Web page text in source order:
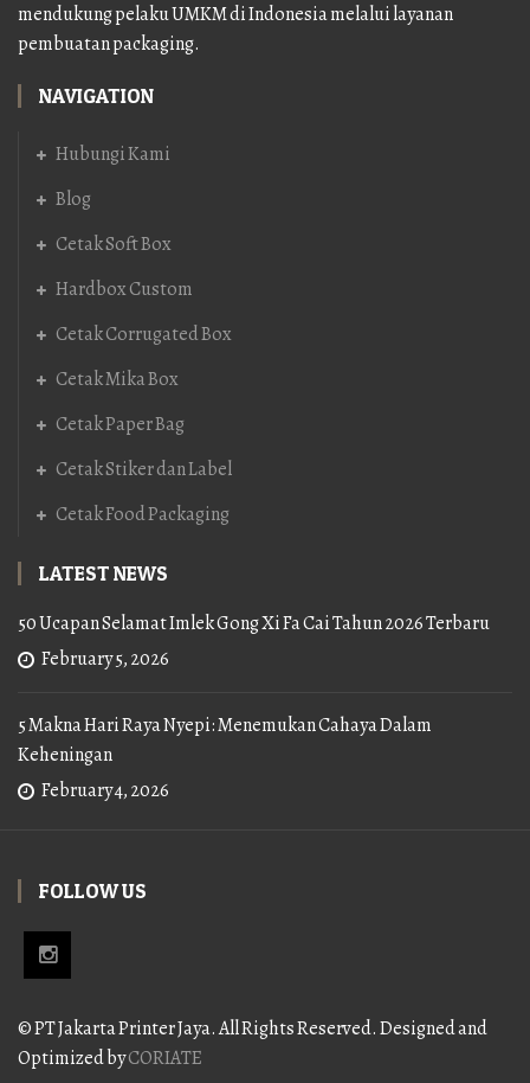
mendukung pelaku UMKM di Indonesia melalui layanan
pembuatan packaging.
NAVIGATION
Hubungi Kami
Blog
Cetak Soft Box
Hardbox Custom
Cetak Corrugated Box
Cetak Mika Box
Cetak Paper Bag
Cetak Stiker dan Label
Cetak Food Packaging
LATEST NEWS
50 Ucapan Selamat Imlek Gong Xi Fa Cai Tahun 2026 Terbaru
February 5, 2026
5 Makna Hari Raya Nyepi: Menemukan Cahaya Dalam
Keheningan
February 4, 2026
FOLLOW US
© PT Jakarta Printer Jaya. All Rights Reserved. Designed and
Optimized byCORIATE